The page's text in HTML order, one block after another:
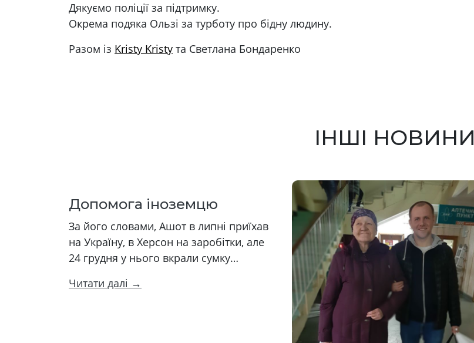
Дякуємо поліції за підтримку.
Окрема подяка Ользі за турботу про бідну людину.
Разом із Kristy Kristy та Светлана Бондаренко
ІНШІ НОВИНИ
Допомога іноземцю
За його словами, Ашот в липні приїхав
на Україну, в Херсон на заробітки, але
24 грудня у нього вкрали сумку…
Читати далі →